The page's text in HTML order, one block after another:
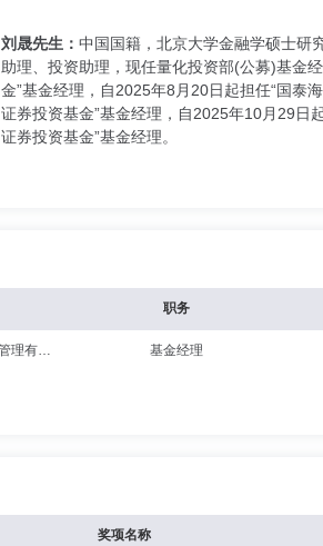
刘晟先生： 中国国籍，北京大学金融学硕士研
助理、投资助理，现任量化投资部(公募)基金
金”基金经理，自2025年8月20日起担任“国泰
证券投资基金”基金经理，自2025年10月29日
证券投资基金”基金经理。
职务
基金经理
奖项名称